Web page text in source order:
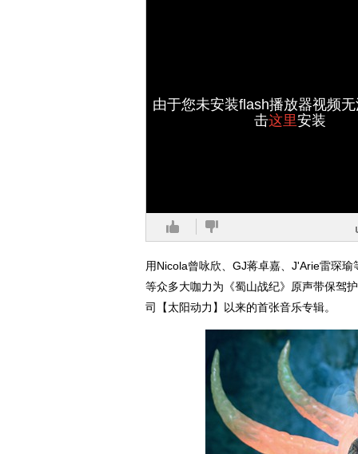
由于您未安装flash播放器视频
击这里安装
用Nicola曾咏欣、GJ蒋卓嘉、J'Arie雷琛
等众多大咖力为《蜀山战纪》原声带保驾
司【太阳动力】以来的首张音乐专辑。